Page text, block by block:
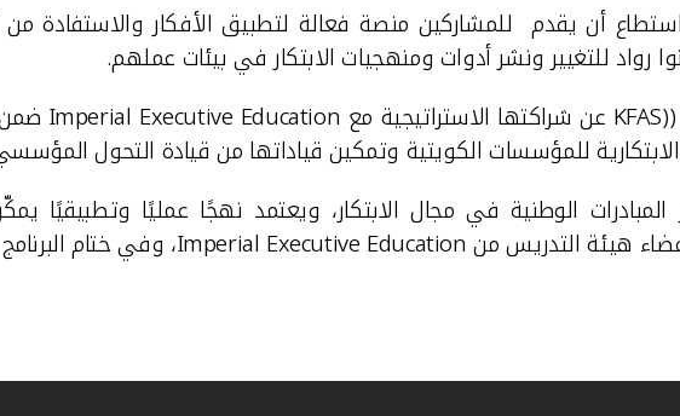
استطاع أن يقدم للمشاركين منصة فعالة لتطبيق الأفكار
رواد للتغيير ونشر أدوات ومنهجيات الابتكار في بيئات عملهم.
(KFAS عن شراكتها الاستراتيجية مع Imperial Executive Education
للمؤسسات الكويتية وتمكين قياداتها من قيادة التحول
المبادرات الوطنية في مجال الابتكار، ويعتمد نهجًا عمليًا
هيئة التدريس من Imperial Executive Education، وفي ختام